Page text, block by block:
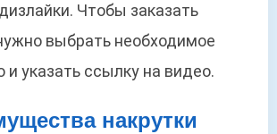
Чтобы заказать
выбрать необходимое
и указать ссылку на видео.
накрутки